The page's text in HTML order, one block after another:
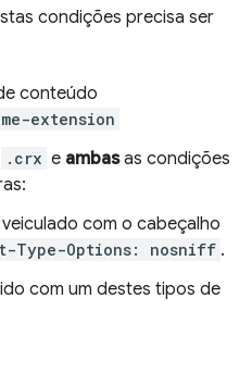
condições precisa ser
conteúdo
extension
.crx e ambasas condições
veiculado com o cabeçalho
Type-Options: nosniff .
com um destes tipos de